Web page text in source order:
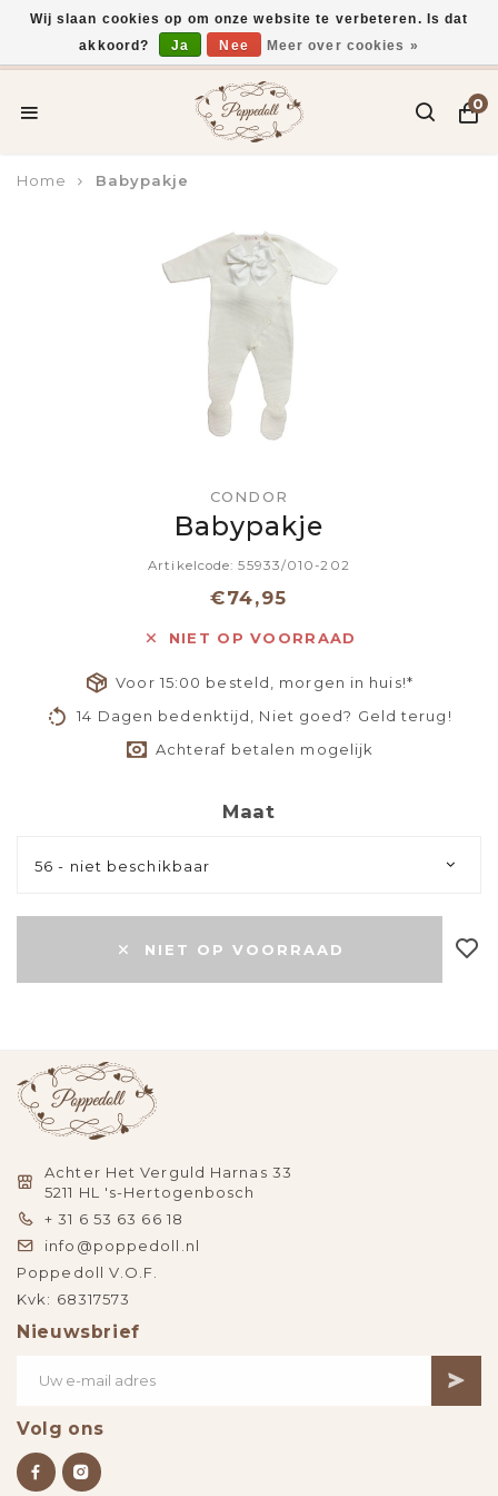
Voor 15:00 uur besteld, vandaag verzonden*
0
Home Babypakje
CONDOR
Babypakje
Artikelcode: 55933/010-202
€74,95
NIET OP VOORRAAD
Voor 15:00 besteld, morgen in huis!*
14 Dagen bedenktijd, Niet goed? Geld terug!
Achteraf betalen mogelijk
Maat
56 - niet beschikbaar
NIET OP VOORRAAD
Achter Het Verguld Harnas 33
5211 HL 's-Hertogenbosch
+ 31 6 53 63 66 18
info@poppedoll.nl
Poppedoll V.O.F.
Kvk: 68317573
Nieuwsbrief
Volg ons
Wij slaan cookies op om onze website te verbeteren. Is dat
akkoord?
Ja Nee Meer over cookies »